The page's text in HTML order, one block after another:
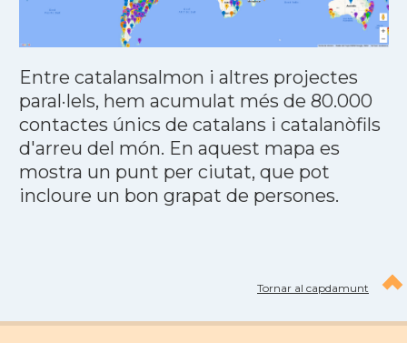
Entre catalansalmon i altres projectes
paral·lels, hem acumulat més de 80.000
contactes únics de catalans i catalanòfils
d'arreu del món. En aquest mapa es
mostra un punt per ciutat, que pot
incloure un bon grapat de persones.
Tornar al capdamunt